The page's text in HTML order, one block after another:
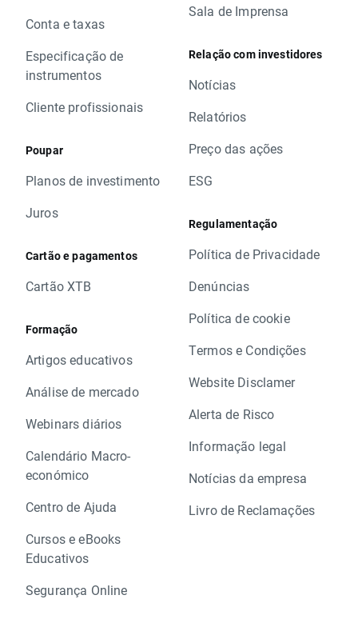
Conta e taxas
Especificação de
instrumentos
Cliente profissionais
Poupar
Planos de investimento
Juros
Cartão e pagamentos
Cartão XTB
Formação
Artigos educativos
Análise de mercado
Webinars diários
Calendário Macro-
económico
Centro de Ajuda
Cursos e eBooks
Educativos
Segurança Online
Sala de Imprensa
Relação com investidores
Notícias
Relatórios
Preço das ações
ESG
Regulamentação
Política de Privacidade
Denúncias
Política de cookie
Termos e Condições
Website Disclamer
Alerta de Risco
Informação legal
Notícias da empresa
Livro de Reclamações